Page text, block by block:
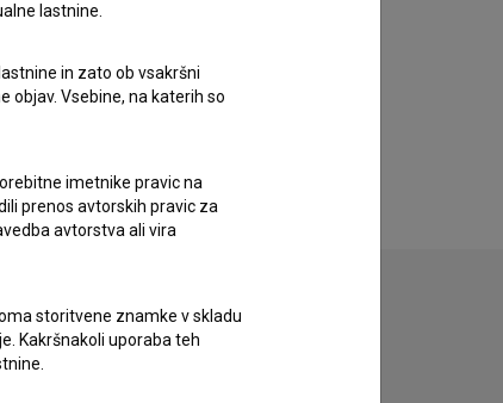
lastnine.
in zato ob vsakršni
objav. Vsebine, na katerih so
imetnike pravic na
prenos avtorskih pravic za
avtorstva ali vira
storitvene znamke v skladu
Kakršnakoli uporaba teh